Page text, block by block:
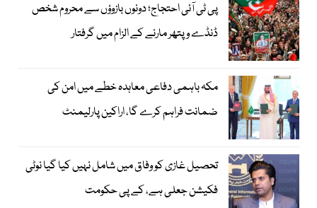
پی ٹی آئی احتجاج؛ دونوں بازوؤں سے محروم شخص
ڈنڈے و پتھر مارنے کے الزام میں گرفتار
مکہ باہمی دفاعی معاہدہ خطے میں امن کی
ضمانت فراہم کرے گا، اراکین پارلیمنٹ
تحصیل غازی کو وفاق میں شامل نہیں کیا گیا نوٹی
فکیشن جعلی ہے، کے پی حکومت